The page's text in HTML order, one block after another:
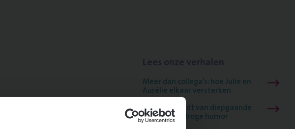
Meer dan collega’s: hoe Julie en
Aurélie elkaar versterken
Mathias houdt van diepgaande
dossiers én droge humor